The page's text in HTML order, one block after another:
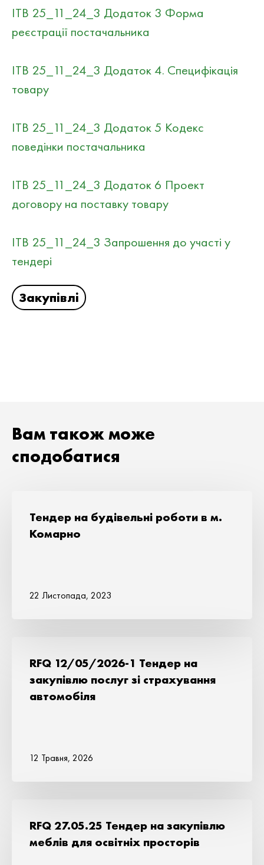
ІТВ 25_11_24_3 Додаток 3 Форма
реєстрації постачальника
ІТВ 25_11_24_3 Додаток 4. Специфікація
товару
ІТВ 25_11_24_3 Додаток 5 Кодекс
поведінки постачальника
ІТВ 25_11_24_3 Додаток 6 Проект
договору на поставку товару
ІТВ 25_11_24_3 Запрошення до участі у
тендері
Закупівлі
Вам також може
сподобатися
Тендер на будівельні роботи в м.
Комарно
22 Листопада, 2023
RFQ 12/05/2026-1 Тендер на
закупівлю послуг зі страхування
автомобіля
12 Травня, 2026
RFQ 27.05.25 Тендер на закупівлю
меблів для освітніх просторів